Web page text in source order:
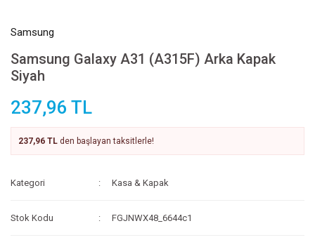
Samsung
Samsung Galaxy A31 (A315F) Arka Kapak
Siyah
237,96 TL
237,96 TL den başlayan taksitlerle!
Kategori Kasa & Kapak
Stok Kodu FGJNWX48_6644c1